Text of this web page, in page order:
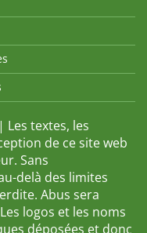
Les textes, les
de ce site web
Sans
delà des limites
Abus sera
logos et les noms
déposées et donc